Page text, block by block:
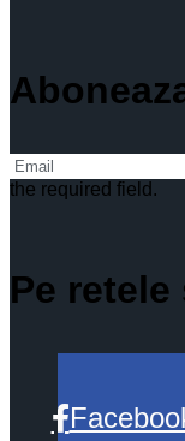
the required field.
Pe